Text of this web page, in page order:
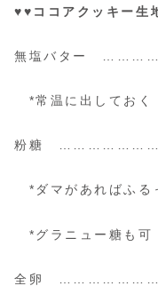
♥♥ココアクッキー生
無塩バター …………
*常温に出しておく
粉糖 …………………
*ダマがあればふる
*グラニュー糖も可
全卵 …………………